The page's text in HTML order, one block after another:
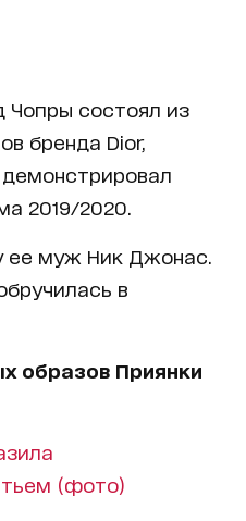
Чопры состоял из
бренда Dior,
2019/2020.
ее муж Ник Джонас.
в
образов Приянки
(фото)